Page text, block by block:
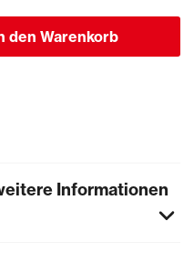
den Warenkorb
Informationen